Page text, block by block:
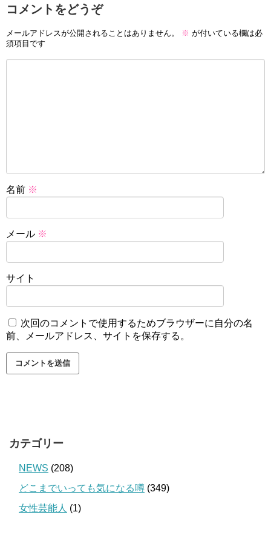
コメントをどうぞ
メールアドレスが公開されることはありません。 ※ が付いている欄は必
須項目です
名前 ※
メール ※
サイト
次回のコメントで使用するためブラウザーに自分の名
前、メールアドレス、サイトを保存する。
カテゴリー
NEWS (208)
どこまでいっても気になる噂 (349)
女性芸能人 (1)